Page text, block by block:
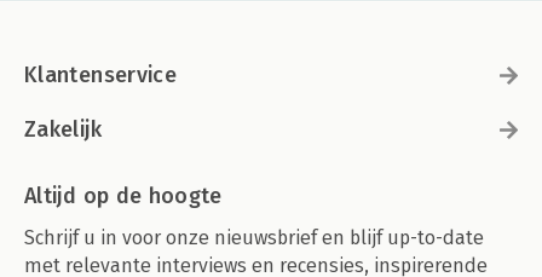
Klantenservice
Zakelijk
Altijd op de hoogte
Schrijf u in voor onze nieuwsbrief en blijf up-to-date
met relevante interviews en recensies, inspirerende